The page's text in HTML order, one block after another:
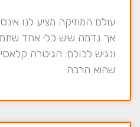
עולם המוזיקה מציע לנו
אך נדמה שיש כלי אחד
ונגיש לכולם: הגיטרה
שהוא הרבה